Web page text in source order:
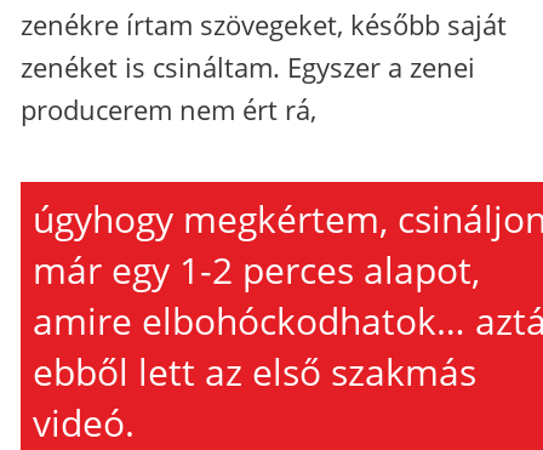
zenékre írtam szövegeket, később saját
zenéket is csináltam. Egyszer a zenei
producerem nem ért rá,
úgyhogy megkértem,
már egy 1-2 perces alapot,
amire elbohóckodhatok…
ebből lett az első szakmás
videó.